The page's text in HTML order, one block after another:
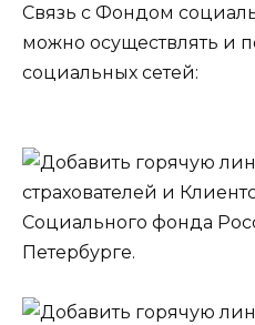
Связь с Фондом
можно осуществлять и
социальных сетей: